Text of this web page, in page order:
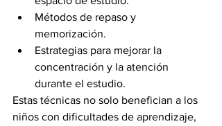
Métodos de repaso y
memorización.
Estrategias para mejorar la
concentración y la atención
durante el estudio.
Estas técnicas no solo benefician a los
niños con dificultades de aprendizaje,